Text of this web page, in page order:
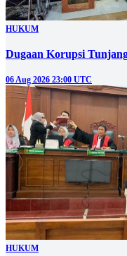
HUKUM
Dugaan Korupsi
06 Aug 2026 23:00 UTC
HUKUM